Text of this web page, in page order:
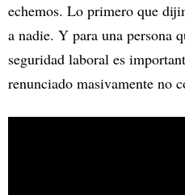
echemos. Lo primero que
a nadie. Y para una persona
seguridad laboral es
renunciado masivamente no